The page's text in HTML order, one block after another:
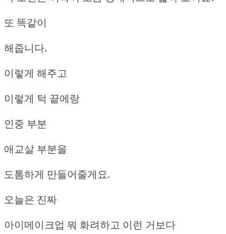
또 똑같이
해줍니다.
이렇게 해주고
이렇게 턱 끝에랑
인중 부분
애교살 부분을
도톰하게 만들어줄게요.
오늘은 진짜
아이메이크업 뭐 화려하고 이런 거보다